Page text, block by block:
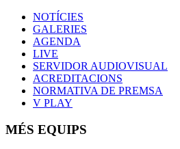
NOTÍCIES
GALERIES
AGENDA
LIVE
SERVIDOR AUDIOVISUAL
ACREDITACIONS
NORMATIVA DE PREMSA
V PLAY
MÉS EQUIPS